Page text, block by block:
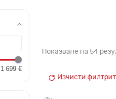
1 699 €
Показване на 54
Изчисти